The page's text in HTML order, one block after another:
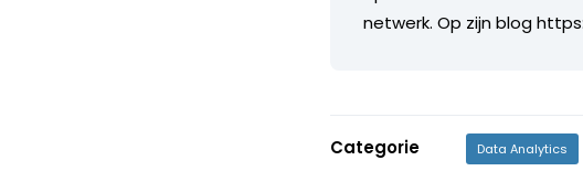
netwerk. Op zijn blog
Categorie Data Analytics